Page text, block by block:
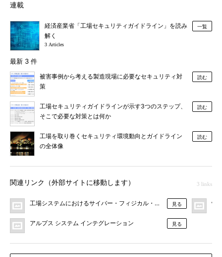
連載
経済産業省「工場セキュリティガイドライン」を読み
解く
3 Articles
一覧
最新 3 件
被害事例から考える製造現場に必要なセキュリティ対
策
読む
工場セキュリティガイドラインが示す3つのステップ、
そこで必要な対策とは何か
読む
工場を取り巻くセキュリティ環境動向とガイドライン
の全体像
読む
関連リンク（外部サイトに移動します） 3 links
工場システムにおけるサイバー・フィジカル・セキュリティ対策ガイド
見る
アルプス システム インテグレーション 見る
情